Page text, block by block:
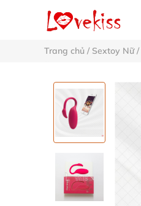
Trang chủ / Sextoy Nữ/